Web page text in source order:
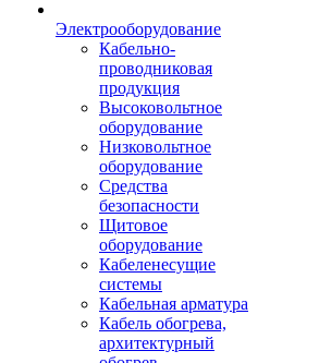
Электрооборудование
Кабельно-
проводниковая
продукция
Высоковольтное
оборудование
Низковольтное
оборудование
Средства
безопасности
Щитовое
оборудование
Кабеленесущие
системы
Кабельная арматура
Кабель обогрева,
архитектурный